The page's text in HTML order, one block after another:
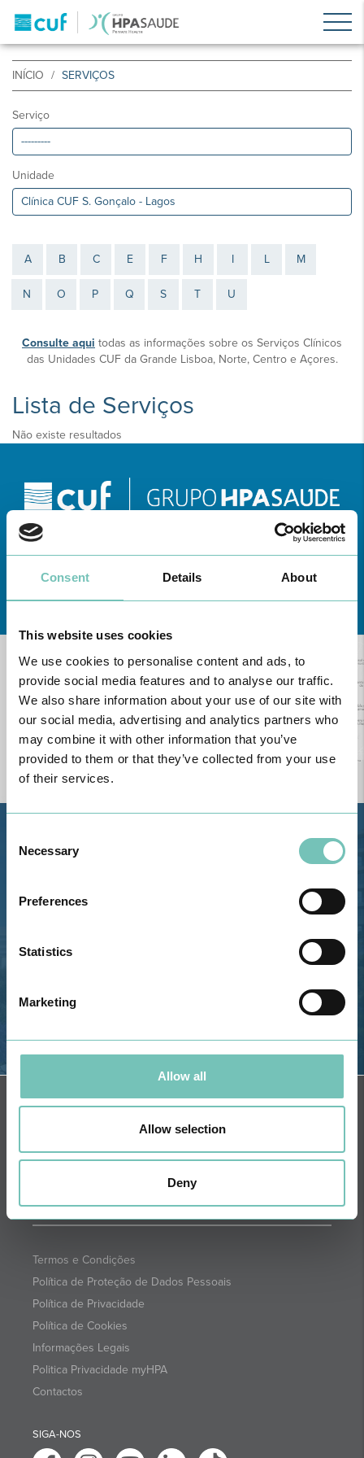
Consent Details About
This website uses cookies
We use cookies to personalise content and ads, to
provide social media features and to analyse our traffic.
We also share information about your use of our site with
our social media, advertising and analytics partners who
may combine it with other information that you’ve
provided to them or that they’ve collected from your use
of their services.
Selection
Necessary
Preferences
Statistics
Marketing
Allow all
Allow selection
Deny
INÍCIO SERVIÇOS
Serviço
Unidade
A B C E F H I L M
N O P Q S T U
Consulte aqui todas as informações sobre os Serviços Clínicos
das Unidades CUF da Grande Lisboa, Norte, Centro e Açores.
Lista de Serviços
Não existe resultados
Estrada de Alvor, Sítio Cruz da
Bota, 8500-322 Alvor - Portimão
OBTER DIREÇÕES
si informações de saúde com a
SUBSCREVA
Termos e Condições
Política de Proteção de Dados Pessoais
Política de Privacidade
Política de Cookies
Informações Legais
Politica Privacidade myHPA
Contactos
SIGA-NOS